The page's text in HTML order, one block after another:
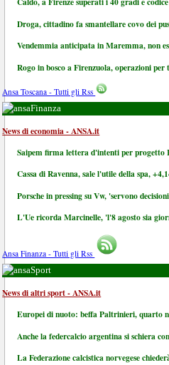
Droga, cittadino fa smantellare covo dei
Vendemmia anticipata in Maremma, non
Rogo in bosco a Firenzuola, operazioni
Ansa Toscana - Tutti gli Rss
Finanza
News di economia - ANSA.it
Saipem firma lettera d'intenti per
Cassa di Ravenna, sale l'utile della spa,
Porsche in pressing su Vw, 'servono
L'Ue ricorda Marcinelle, 'l'8 agosto sia
Ansa Finanza - Tutti gli Rss
Sport
News di altri sport - ANSA.it
Europei di nuoto: beffa Paltrinieri, quarto
Anche la federcalcio argentina si schiera
La Federazione calcistica norvegese